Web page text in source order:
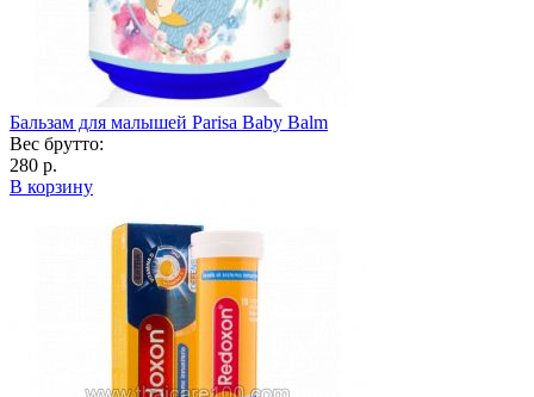
Бальзам для малышей Parisa Baby Balm
Вес брутто:
280 р.
В корзину